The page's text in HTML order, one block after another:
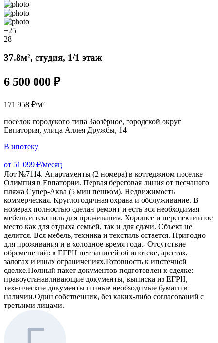
+25
28
37.8м², студия, 1/1 этаж
6 500 000 ₽
171 958 ₽/м²
посёлок городского типа Заозёрное, городской округ
Евпатория, улица Аллея Дружбы, 14
В ипотеку
от 51 099 ₽/месяц
Лот №7114. Апартаменты (2 номера) в коттеджном поселке
Олимпия в Евпатории. Первая береговая линия от песчаного
пляжа Супер-Аква (5 мин пешком). Недвижимость
коммерческая. Круглогодичная охрана и обслуживание. В
номерах полностью сделан ремонт и есть вся необходимая
мебель и текстиль для проживания. Хорошее и перспективное
место как для отдыха семьей, так и для сдачи. Объект не
делится. Вся мебель, техника и текстиль остается. Пригодно
для проживания и в холодное время года.- Отсутствие
обременений: в ЕГРН нет записей об ипотеке, арестах,
залогах и иных ограничениях.Готовность к ипотечной
сделке.Полный пакет документов подготовлен к сделке:
правоустанавливающие документы, выписка из ЕГРН,
технические документы и иные необходимые бумаги в
наличии.Один собственник, без каких-либо согласований с
третьими лицами.